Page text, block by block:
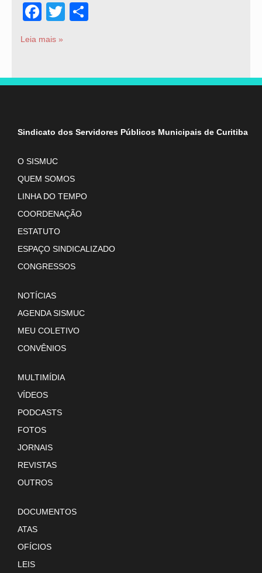
Facebook
Twitter
Leia mais »
Sindicato dos Servidores Públicos Municipais de Curitiba
O SISMUC
QUEM SOMOS
LINHA DO TEMPO
COORDENAÇÃO
ESTATUTO
ESPAÇO SINDICALIZADO
CONGRESSOS
NOTÍCIAS
AGENDA SISMUC
MEU COLETIVO
CONVÊNIOS
MULTIMÍDIA
VÍDEOS
PODCASTS
FOTOS
JORNAIS
REVISTAS
OUTROS
DOCUMENTOS
ATAS
OFÍCIOS
LEIS